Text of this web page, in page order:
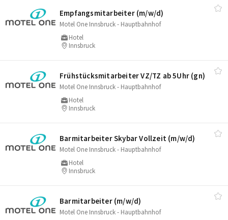
Empfangsmitarbeiter (m/​w/​d)
Motel One Innsbruck - Hauptbahnhof
Hotel
Innsbruck
Frühstücksmitarbeiter VZ/​TZ ab 5Uhr (gn)
Motel One Innsbruck - Hauptbahnhof
Hotel
Innsbruck
Barmitarbeiter Skybar Vollzeit (m/​w/​d)
Motel One Innsbruck - Hauptbahnhof
Hotel
Innsbruck
Barmitarbeiter (m/​w/​d)
Motel One Innsbruck - Hauptbahnhof